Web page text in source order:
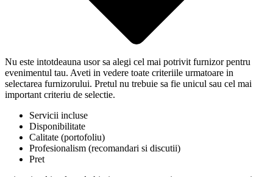
Nu este intotdeauna usor sa alegi cel mai potrivit furnizor pentru
evenimentul tau. Aveti in vedere toate criteriile urmatoare in
selectarea furnizorului. Pretul nu trebuie sa fie unicul sau cel mai
important criteriu de selectie.
Servicii incluse
Disponibilitate
Calitate (portofoliu)
Profesionalism (recomandari si discutii)
Pret